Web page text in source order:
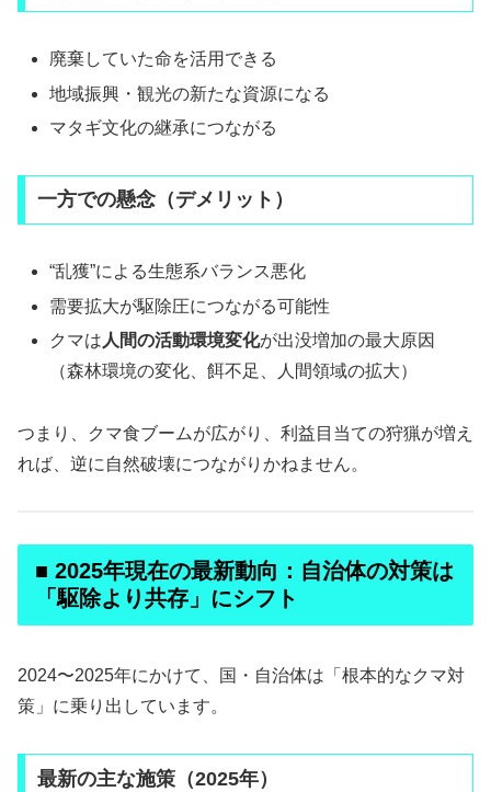
廃棄していた命を活用できる
地域振興・観光の新たな資源になる
マタギ文化の継承につながる
一方での懸念（デメリット）
“乱獲”による生態系バランス悪化
需要拡大が駆除圧につながる可能性
クマは 人間の活動環境変化が出没増加の最大原因
（森林環境の変化、餌不足、人間領域の拡大）
つまり、クマ食ブームが広がり、利益目当ての狩猟が増え
れば、逆に自然破壊につながりかねません。
■ 2025年現在の最新動向：自治体の対策は
「駆除より共存」にシフト
2024〜2025年にかけて、国・自治体は「根本的なクマ対
策」に乗り出しています。
最新の主な施策（2025年）